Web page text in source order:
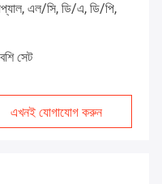
এল/সি, ডি/এ, ডি/পি,
সেট
এখনই যোগাযোগ করুন